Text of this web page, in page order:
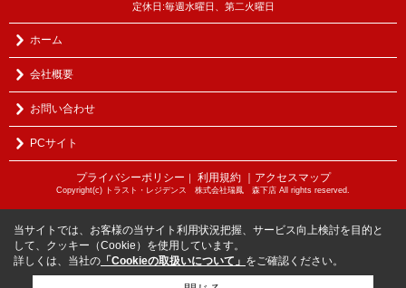
定休日:毎週水曜日、第二火曜日
ホーム
会社概要
お問い合わせ
PCサイト
プライバシーポリシー 利用規約 ｜アクセスマップ
Copyright(c) トラスト・レジデンス 株式会社瑞鳳 森下店 All rights reserved.
当サイトでは、お客様の当サイト利用状況把握、サービス向上検討を目的と
して、クッキー（Cookie）を使用しています。
詳しくは、当社の 「Cookieの取扱いについて」 をご確認ください。